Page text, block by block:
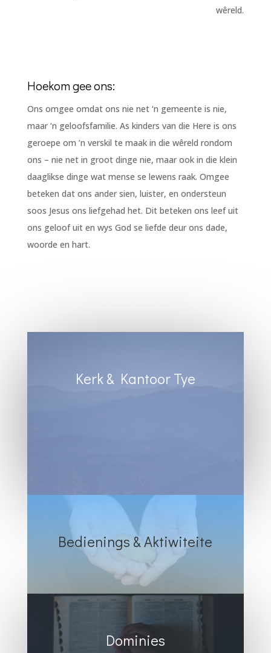
wêreld.
Hoekom gee ons:
Ons omgee omdat ons nie net ‘n gemeente is nie,
maar ‘n geloofsfamilie. As kinders van die Here is ons
geroepe om ’n verskil te maak in die wêreld rondom
ons – nie net in groot dinge nie, maar ook in die klein
daaglikse dinge wat mense se lewens raak. Omgee
beteken dat ons ander sien, luister, en ondersteun
soos Jesus ons liefgehad het. Dit beteken ons leef uit
ons geloof uit en wys God se liefde deur ons dade,
woorde en hart.
Kerk & Kantoor Tye
Bedienings & Aktiwiteite
Dominies